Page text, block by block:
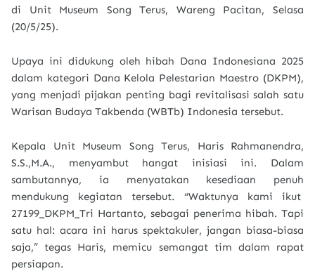
di Unit Museum Song Terus, Wareng Pacitan, Selasa
(20/5/25).
Upaya ini didukung oleh hibah Dana Indonesiana 2025
dalam kategori Dana Kelola Pelestarian Maestro (DKPM),
yang menjadi pijakan penting bagi revitalisasi salah satu
Warisan Budaya Takbenda (WBTb) Indonesia tersebut.
Kepala Unit Museum Song Terus, Haris Rahmanendra,
S.S.,M.A., menyambut hangat inisiasi ini. Dalam
sambutannya, ia menyatakan kesediaan penuh
mendukung kegiatan tersebut. “Waktunya kami ikut
27199_DKPM_Tri Hartanto, sebagai penerima hibah. Tapi
satu hal: acara ini harus spektakuler, jangan biasa-biasa
saja,” tegas Haris, memicu semangat tim dalam rapat
persiapan.